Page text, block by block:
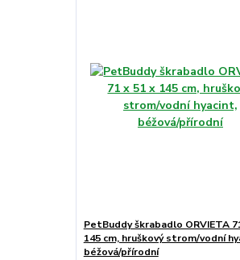
PetBuddy škrabadlo ORVIETA
145 cm, hruškový strom/vodní
béžová/přírodní